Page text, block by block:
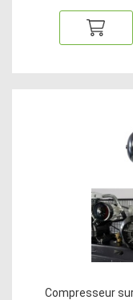
Compresseur